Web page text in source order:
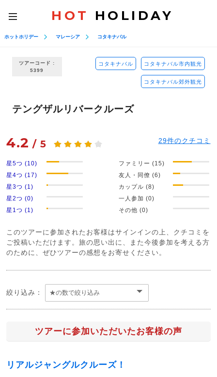
toggle
navigation
HOT HOLIDAY
ホットホリデー マレーシア コタキナバル
ツアーコード :
5399
コタキナバル コタキナバル市内観光
コタキナバル郊外観光
テングザルリバークルーズ
4.2 /5 29件のクチコミ
星5つ (10)
星4つ (17)
星3つ (1)
星2つ (0)
星1つ (1)
ファミリー (15)
友人・同僚 (6)
カップル (8)
一人参加 (0)
その他 (0)
このツアーに参加されたお客様はサインインの上、クチコミを
ご投稿いただけます。旅の思い出に、また今後参加を考える方
のために、ぜひツアーの感想をお寄せください。
絞り込み：
ツアーに参加いただいたお客様の声
リアルジャングルクルーズ！